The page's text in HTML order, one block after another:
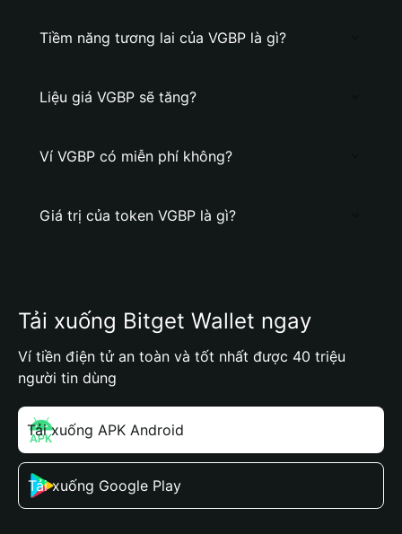
Tiềm năng tương lai của VGBP là gì?
Liệu giá VGBP sẽ tăng?
Ví VGBP có miễn phí không?
Giá trị của token VGBP là gì?
Tải xuống Bitget Wallet ngay
Ví tiền điện tử an toàn và tốt nhất được 40 triệu
người tin dùng
Tải xuống APK Android
Tải xuống Google Play